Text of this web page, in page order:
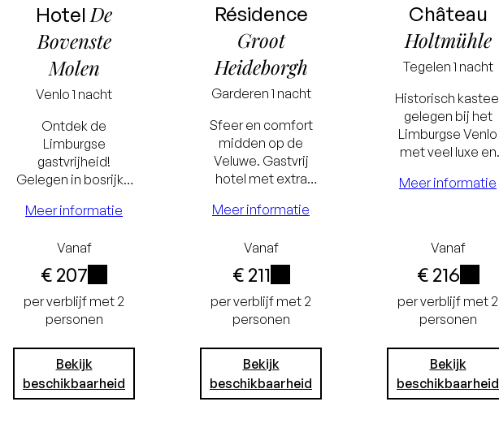
HotelDe
Bovenste
Molen
Venlo1 nacht
Ontdek de
Limburgse
gastvrijheid!
Gelegen in bosrijke
en ideaal voor
shoppen. Het hotel
heeft een
zwembad.
Meer informatie
Vanaf
€ 207
i
Laagste
prijsgarantie
Gratis
annuleren tot
24 uur voor
aankomst
per verblijf met 2
personen
Bekijk
beschikbaarheid
Résidence
Groot
Heideborgh
Garderen1 nacht
Sfeer en comfort
midden op de
Veluwe. Gastvrij
hotel met extra
Wellness Centre,
restaurant. Direct
gelegen aan de
bossen.
Meer informatie
Vanaf
€ 211
i
Laagste
prijsgarantie
Gratis
annuleren tot
24 uur voor
aankomst
per verblijf met 2
personen
Bekijk
beschikbaarheid
Château
Holtmühle
Tegelen1 nacht
Historisch
gelegen bij het
Limburgse Venlo
met veel luxe en
de omgeving, ga
restaurant.
Meer informatie
Vanaf
€ 216
i
24 uur
per verblijf met 2
personen
Bekijk
beschikbaarheid